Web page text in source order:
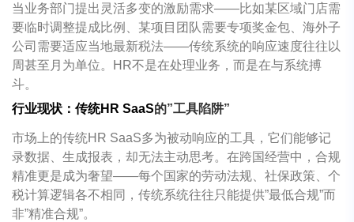
当业务部门提出灵活多变的激励需求——比如某区域门店需
要临时调整提成比例、某项目团队需要专项奖金包、海外子
公司需要适应当地最新税法——传统系统的响应速度往往以
周甚至月为单位。
HR不是在处理业务，而是在与系统搏
斗。
行业现状：传统HR SaaS的”工具陷阱”
市场上的传统HR SaaS多为被动响应的工具，它们能够记
录数据、生成报表，却无法主动思考。在跨国经营中，合规
精准更是成为奢望——每个国家的劳动法规、社保政策、个
税计算逻辑各不相同，传统系统往往只能提供”最低合规”而
非”精准合规”。